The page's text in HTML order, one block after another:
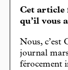
Cet article
qu’il vous
Nous, c’est
journal
férocement